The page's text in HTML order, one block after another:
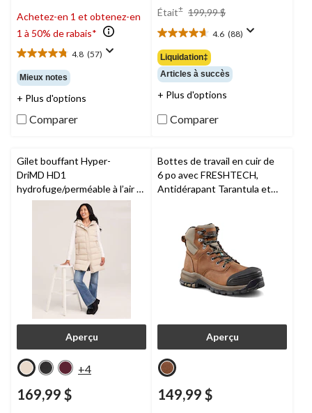
Achetez-en 1 et obtenez-en
1 à 50% de rabais*
4.8 (57)
4.8
étoile(s)
sur
5.
57
évaluations
Mieux notes
+ Plus d'options
Comparer
Était± 199,99 $
199,99 $
4.6 (88)
4.6
étoile(s)
sur
5.
88
Liquidation‡
Articles à succès
+ Plus d'options
Comparer
Gilet bouffant Hyper-
DriMD HD1
hydrofuge/perméable à l’air à
isolant T-Max pour femmes,
Denver Hayes
Aperçu
+4
169,99 $
Bottes de travail en cuir de
6 po avec FRESHTECH,
Antidérapant Tarantula et
WorkPro Series
Aperçu
149,99 $